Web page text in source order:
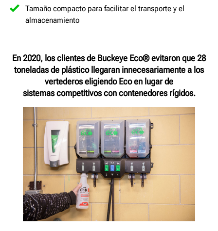
Tamaño compacto para facilitar el transporte y el
almacenamiento
En 2020, los clientes de Buckeye Eco® evitaron que 28
toneladas de plástico llegaran innecesariamente a los
vertederos eligiendo Eco en lugar de
sistemas competitivos con contenedores rígidos.